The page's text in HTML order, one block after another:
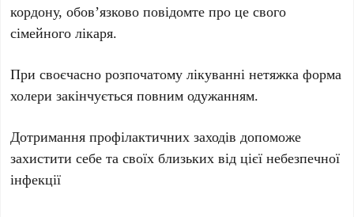
кордону, обов’язково повідомте про це свого
сімейного лікаря.
При своєчасно розпочатому лікуванні нетяжка форма
холери закінчується повним одужанням.
Дотримання профілактичних заходів допоможе
захистити себе та своїх близьких від цієї небезпечної
інфекції